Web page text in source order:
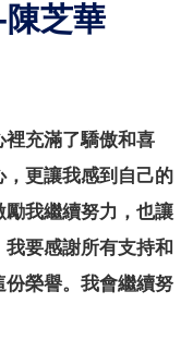
芝華
充滿了驕傲和喜
更讓我感到自己的
我繼續努力，也讓
要感謝所有支持和
榮譽。我會繼續努